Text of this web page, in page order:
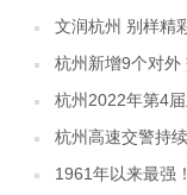
文润杭州 别样精
杭州新增9个对外
杭州2022年第4届
杭州高速交警持
1961年以来最强